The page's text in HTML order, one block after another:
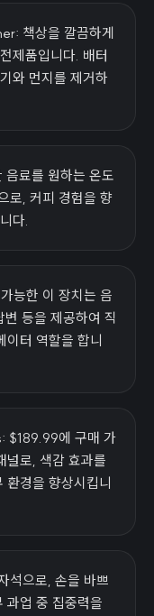
책상을 깔끔하게
제품입니다. 배터
와 먼지를 제거하
료를 원하는 온도
로, 커피 경험을 향
다.
능한 이 장치는 음
등을 제공하여 직
이터 역할을 합니
$189.99에 구매 가
널로, 색감 효과를
환경을 향상시킵니
석으로, 손을 바쁘
과업 중 집중력을